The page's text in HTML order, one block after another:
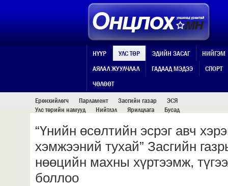
УЛС ТӨР
НҮҮР УЛС ТӨР ЭДИЙН ЗАСАГ
НИЙГЭМ
АЯЛАЛ ЖУУЛЧЛАЛ
ГАДААД МЭДЭЭ
СПОРТ
ЧӨЛӨӨТ
Ерөнхийлөгч
Парламент Засгийн газар
ЭСЯ
Улс төрийн намууд
Нийтлэл Ярилцлага Бусад
“Үнийн өсөлтийн эсрэг авч
хэмжээний тухай” Засгийн
нөөцийн махны хүртээмж,
боллоо